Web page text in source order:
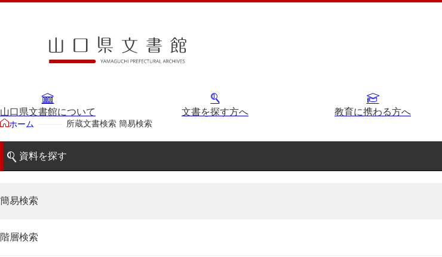
山口県文書館について 文書を探す方へ 教育に携わる方へ
ホーム 所蔵文書検索 簡易検索
資料を探す
簡易検索
階層検索